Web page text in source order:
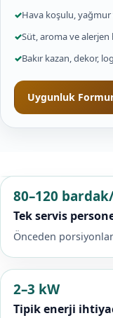
✓Hava koşulu,
✓Süt, aroma ve alerjen
✓Bakır kazan, dekor,
Uygunluk
80–120
Tek servis
Önceden
2–3 kW
Tipik enerji